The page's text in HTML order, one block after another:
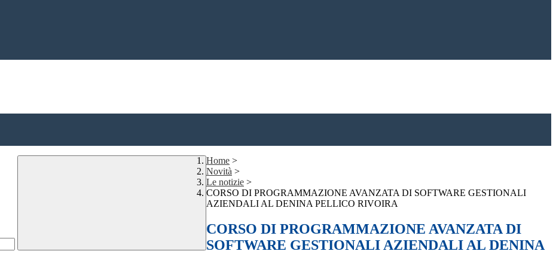
Home >
Novità >
Le notizie >
CORSO DI PROGRAMMAZIONE AVANZATA DI SOFTWARE GESTIONALI
AZIENDALI AL DENINA PELLICO RIVOIRA
CORSO DI PROGRAMMAZIONE AVANZATA DI
SOFTWARE GESTIONALI AZIENDALI AL DENINA